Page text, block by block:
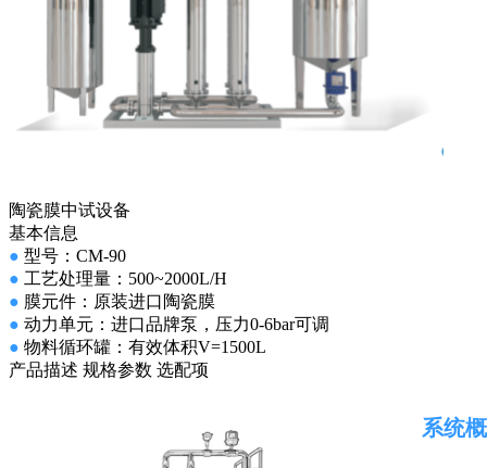
陶瓷膜中试设备
基本信息
● 型号：CM-90
● 工艺处理量：500~2000L/H
● 膜元件：原装进口陶瓷膜
● 动力单元：进口品牌泵，压力0-6bar可调
● 物料循环罐：有效体积V=1500L
产品描述 规格参数 选配项
系统